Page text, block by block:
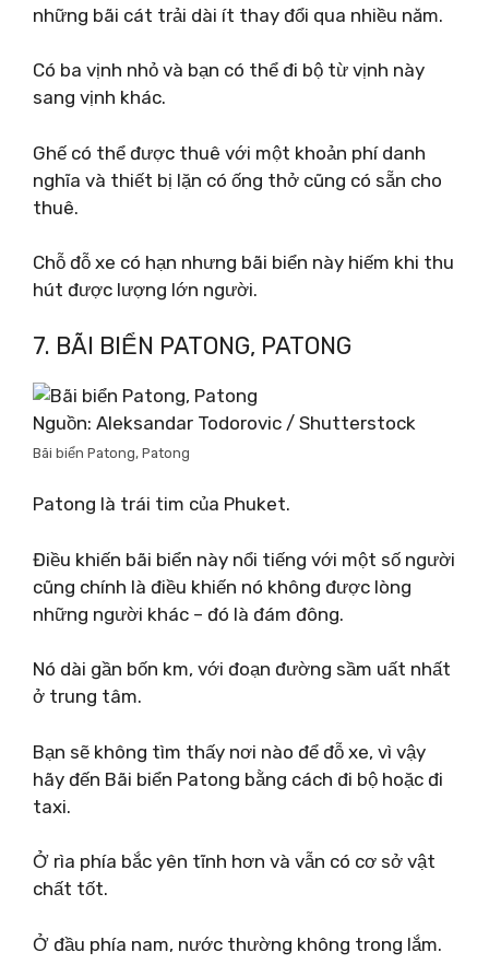
những bãi cát trải dài ít thay đổi qua nhiều năm.
Có ba vịnh nhỏ và bạn có thể đi bộ từ vịnh này
sang vịnh khác.
Ghế có thể được thuê với một khoản phí danh
nghĩa và thiết bị lặn có ống thở cũng có sẵn cho
thuê.
Chỗ đỗ xe có hạn nhưng bãi biển này hiếm khi thu
hút được lượng lớn người.
7. BÃI BIỂN PATONG, PATONG
Nguồn: Aleksandar Todorovic / Shutterstock
Bãi biển Patong, Patong
Patong là trái tim của Phuket.
Điều khiến bãi biển này nổi tiếng với một số người
cũng chính là điều khiến nó không được lòng
những người khác – đó là đám đông.
Nó dài gần bốn km, với đoạn đường sầm uất nhất
ở trung tâm.
Bạn sẽ không tìm thấy nơi nào để đỗ xe, vì vậy
hãy đến Bãi biển Patong bằng cách đi bộ hoặc đi
taxi.
Ở rìa phía bắc yên tĩnh hơn và vẫn có cơ sở vật
chất tốt.
Ở đầu phía nam, nước thường không trong lắm.